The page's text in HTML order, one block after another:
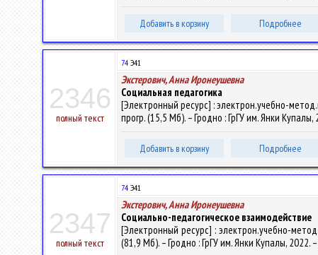
Добавить в корзину Подробнее
2346
полный текст
74 Э41
Экстерович, Анна Иронеушевна
Социальная педагогика
[Электронный ресурс] : электрон.учебно-
прогр. (15,5 Мб). – Гродно : ГрГУ им. Янки
Добавить в корзину Подробнее
2347
полный текст
74 Э41
Экстерович, Анна Иронеушевна
Социально-педагогическое взаимодействие
[Электронный ресурс] : электрон.учебно-
(81,9 Мб). – Гродно : ГрГУ им. Янки Купалы,